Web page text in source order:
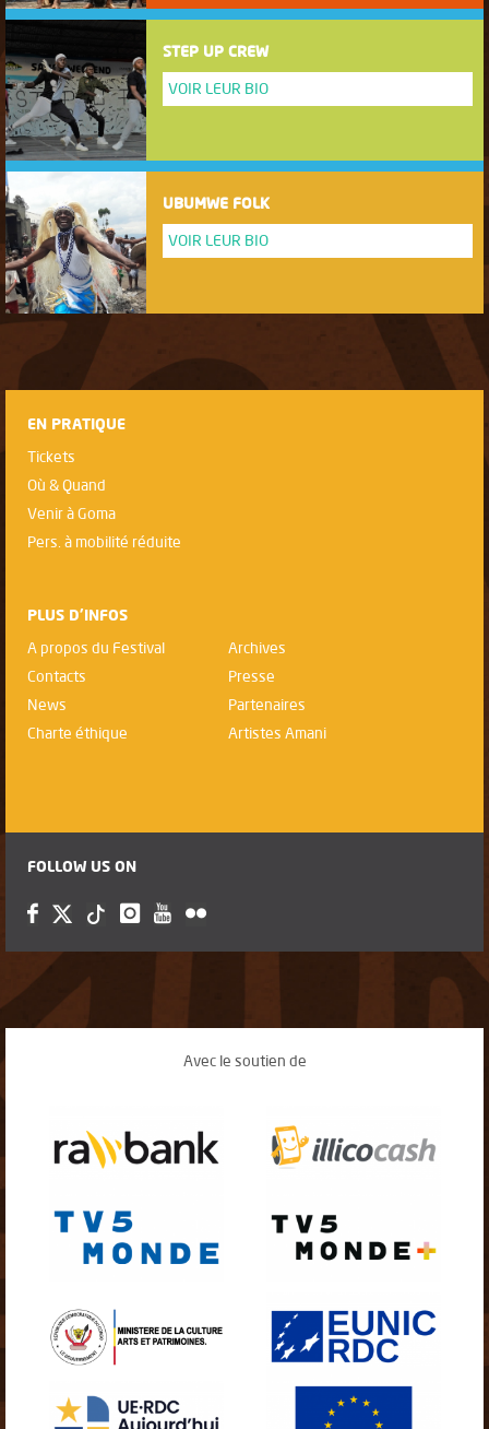
STEP UP CREW
VOIR LEUR BIO
UBUMWE FOLK
VOIR LEUR BIO
EN PRATIQUE
Tickets
Où & Quand
Venir à Goma
Pers. à mobilité réduite
PLUS D'INFOS
A propos du Festival
Contacts
News
Charte éthique
Archives
Presse
Partenaires
Artistes Amani
FOLLOW US ON
Avec le soutien de